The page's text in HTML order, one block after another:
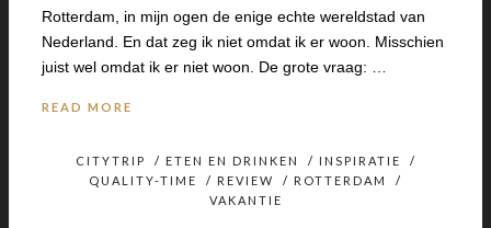
Rotterdam, in mijn ogen de enige echte wereldstad van
Nederland. En dat zeg ik niet omdat ik er woon. Misschien
juist wel omdat ik er niet woon. De grote vraag: …
READ MORE
CITYTRIP / ETEN EN DRINKEN / INSPIRATIE
/
QUALITY-TIME
/ REVIEW / ROTTERDAM
/
VAKANTIE